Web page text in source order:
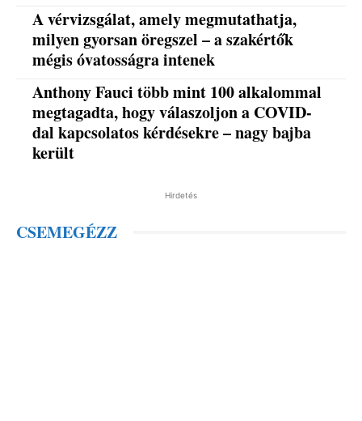
A vérvizsgálat, amely megmutathatja,
milyen gyorsan öregszel – a szakértők
mégis óvatosságra intenek
Anthony Fauci több mint 100 alkalommal
megtagadta, hogy válaszoljon a COVID-
dal kapcsolatos kérdésekre – nagy bajba
került
Hirdetés
CSEMEGÉZZ